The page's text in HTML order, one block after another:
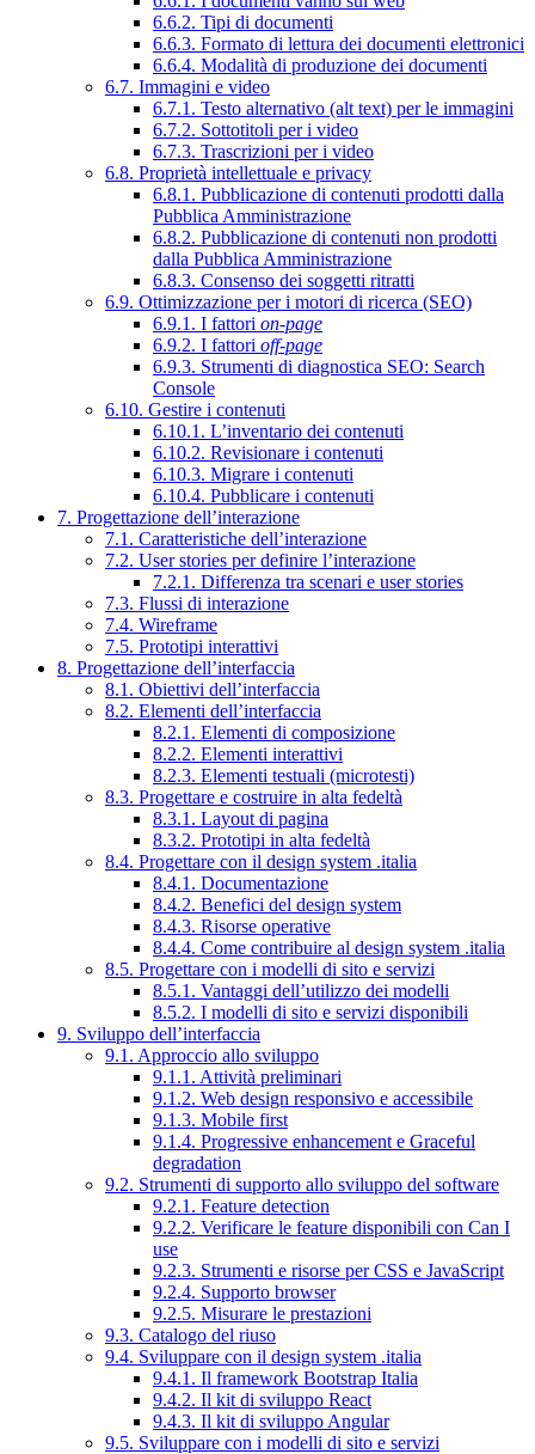
6.6.2. Tipi di documenti
6.6.3. Formato di lettura dei documenti elettronici
6.6.4. Modalità di produzione dei documenti
6.7. Immagini e video
6.7.1. Testo alternativo (alt text) per le immagini
6.7.2. Sottotitoli per i video
6.7.3. Trascrizioni per i video
6.8. Proprietà intellettuale e privacy
6.8.1. Pubblicazione di contenuti prodotti dalla
Pubblica Amministrazione
6.8.2. Pubblicazione di contenuti non prodotti
dalla Pubblica Amministrazione
6.8.3. Consenso dei soggetti ritratti
6.9. Ottimizzazione per i motori di ricerca (SEO)
6.9.1. I fattori on-page
6.9.2. I fattori off-page
6.9.3. Strumenti di diagnostica SEO: Search
Console
6.10. Gestire i contenuti
6.10.1. L’inventario dei contenuti
6.10.2. Revisionare i contenuti
6.10.3. Migrare i contenuti
6.10.4. Pubblicare i contenuti
7. Progettazione dell’interazione
7.1. Caratteristiche dell’interazione
7.2. User stories per definire l’interazione
7.2.1. Differenza tra scenari e user stories
7.3. Flussi di interazione
7.4. Wireframe
7.5. Prototipi interattivi
8. Progettazione dell’interfaccia
8.1. Obiettivi dell’interfaccia
8.2. Elementi dell’interfaccia
8.2.1. Elementi di composizione
8.2.2. Elementi interattivi
8.2.3. Elementi testuali (microtesti)
8.3. Progettare e costruire in alta fedeltà
8.3.1. Layout di pagina
8.3.2. Prototipi in alta fedeltà
8.4. Progettare con il design system .italia
8.4.1. Documentazione
8.4.2. Benefici del design system
8.4.3. Risorse operative
8.4.4. Come contribuire al design system .italia
8.5. Progettare con i modelli di sito e servizi
8.5.1. Vantaggi dell’utilizzo dei modelli
8.5.2. I modelli di sito e servizi disponibili
9. Sviluppo dell’interfaccia
9.1. Approccio allo sviluppo
9.1.1. Attività preliminari
9.1.2. Web design responsivo e accessibile
9.1.3. Mobile first
9.1.4. Progressive enhancement e Graceful
degradation
9.2. Strumenti di supporto allo sviluppo del software
9.2.1. Feature detection
9.2.2. Verificare le feature disponibili con Can I
use
9.2.3. Strumenti e risorse per CSS e JavaScript
9.2.4. Supporto browser
9.2.5. Misurare le prestazioni
9.3. Catalogo del riuso
9.4. Sviluppare con il design system .italia
9.4.1. Il framework Bootstrap Italia
9.4.2. Il kit di sviluppo React
9.4.3. Il kit di sviluppo Angular
9.5. Sviluppare con i modelli di sito e servizi